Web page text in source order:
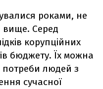
роками, не
Серед
корупційних
бюджету. Їх можна
потреби людей з
сучасної